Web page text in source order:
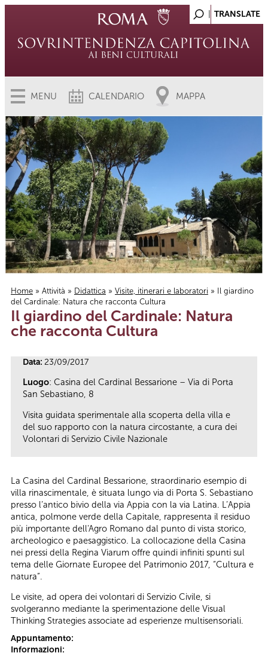
MENU CALENDARIO MAPPA
Tu sei qui
Home » Attività » Didattica » Visite, itinerari e laboratori » Il giardino
del Cardinale: Natura che racconta Cultura
Il giardino del Cardinale: Natura
che racconta Cultura
Data: 23/09/2017
Luogo: Casina del Cardinal Bessarione – Via di Porta
San Sebastiano, 8
Visita guidata sperimentale alla scoperta della villa e
del suo rapporto con la natura circostante, a cura dei
Volontari di Servizio Civile Nazionale
La Casina del Cardinal Bessarione, straordinario esempio di
villa rinascimentale, è situata lungo via di Porta S. Sebastiano
presso l’antico bivio della via Appia con la via Latina. L’Appia
antica, polmone verde della Capitale, rappresenta il residuo
più importante dell'Agro Romano dal punto di vista storico,
archeologico e paesaggistico. La collocazione della Casina
nei pressi della Regina Viarum offre quindi infiniti spunti sul
tema delle Giornate Europee del Patrimonio 2017, “Cultura e
natura”.
Le visite, ad opera dei volontari di Servizio Civile, si
svolgeranno mediante la sperimentazione delle Visual
Thinking Strategies associate ad esperienze multisensoriali.
Appuntamento:
Informazioni: